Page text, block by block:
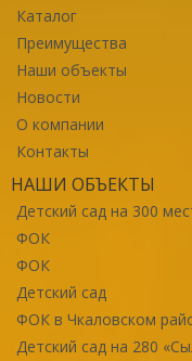
Каталог
Преимущества
Наши объекты
Новости
О компании
Контакты
НАШИ ОБЪЕКТЫ
Детский сад на 300
ФОК
ФОК
Детский сад
ФОК в Чкаловском
Детский сад на 280